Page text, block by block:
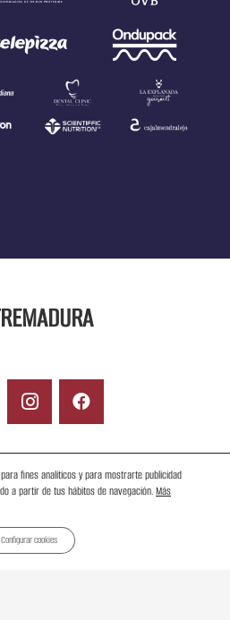
Contacto
fines analíticos y para mostrarte publicidad
a partir de tus hábitos de navegación.Más
Configurar cookies